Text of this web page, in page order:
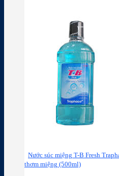
Nước súc miệng T-B Fresh
thơm miệng (500ml)